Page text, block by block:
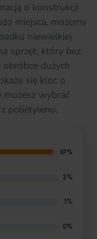
o konstrukcji
miejsca, możemy
niewielkiej
sprzęt, który bez
dużych
się kloc o
możesz wybrać
polietylenu.
97%
2%
1%
0%